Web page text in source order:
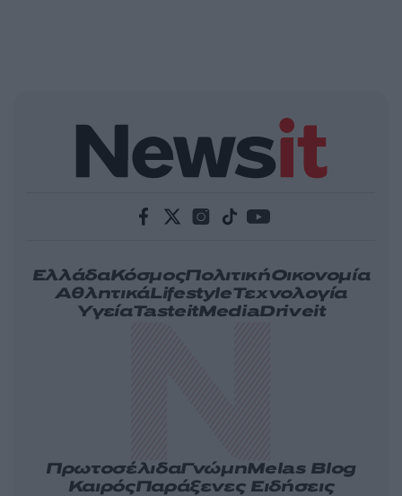
ΕλλάδαΚόσμοςΠολιτικήΟικονομία
ΑθλητικάLifestyleΤεχνολογία
ΥγείαTasteitMediaDriveit
ΠρωτοσέλιδαΓνώμηMelas Blog
ΚαιρόςΠαράξενες Ειδήσεις